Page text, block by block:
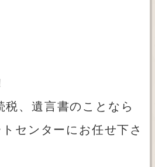
税、遺言書のことなら
センターにお任せ下さ